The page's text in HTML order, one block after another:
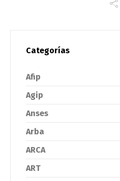
Categorías
Afip
Agip
Anses
Arba
ARCA
ART